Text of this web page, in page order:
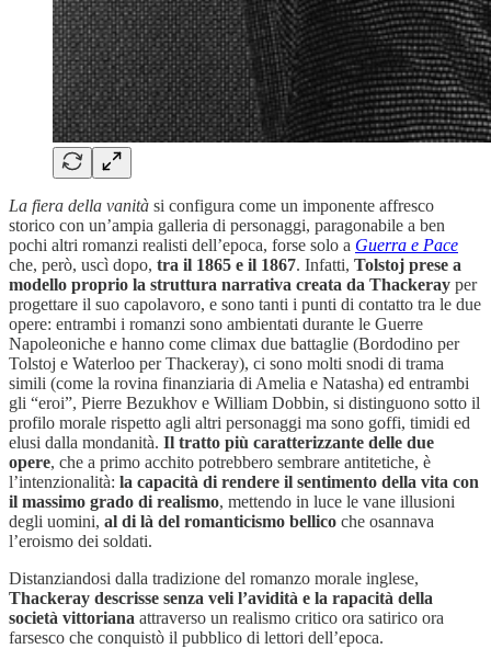
La fiera della vanità si configura come un imponente affresco
storico con un’ampia galleria di personaggi, paragonabile a ben
pochi altri romanzi realisti dell’epoca, forse solo a Guerra e Pace
che, però, uscì dopo, tra il 1865 e il 1867. Infatti, Tolstoj prese a
modello proprio la struttura narrativa creata da Thackeray per
progettare il suo capolavoro, e sono tanti i punti di contatto tra le due
opere: entrambi i romanzi sono ambientati durante le Guerre
Napoleoniche e hanno come climax due battaglie (Bordodino per
Tolstoj e Waterloo per Thackeray), ci sono molti snodi di trama
simili (come la rovina finanziaria di Amelia e Natasha) ed entrambi
gli “eroi”, Pierre Bezukhov e William Dobbin, si distinguono sotto il
profilo morale rispetto agli altri personaggi ma sono goffi, timidi ed
elusi dalla mondanità. Il tratto più caratterizzante delle due
opere, che a primo acchito potrebbero sembrare antitetiche, è
l’intenzionalità: la capacità di rendere il sentimento della vita con
il massimo grado di realismo, mettendo in luce le vane illusioni
degli uomini, al di là del romanticismo bellico che osannava
l’eroismo dei soldati.
Distanziandosi dalla tradizione del romanzo morale inglese,
Thackeray descrisse senza veli l’avidità e la rapacità della
società vittoriana attraverso un realismo critico ora satirico ora
farsesco che conquistò il pubblico di lettori dell’epoca.